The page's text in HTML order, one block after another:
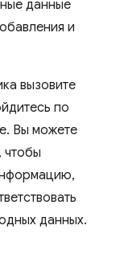
данные
и
вызовите
по
Вы можете
, чтобы
данных.